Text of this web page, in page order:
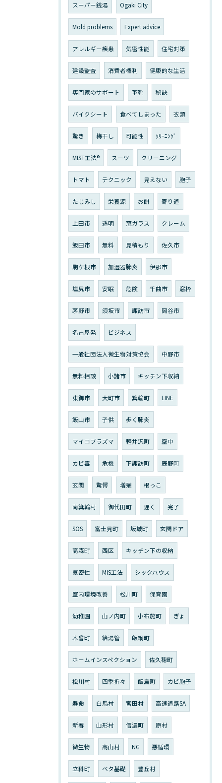
スーパー銭湯 Ogaki City
Mold problems Expert advice
アレルギー疾患 気密性能 住宅対策
建設監査 消費者権利 健康的な生活
専門家のサポート 革靴 秘訣
バイクシート 食べてしまった 衣類
驚き 梅干し 可能性 ｸﾘｰﾆﾝｸﾞ
MIST工法® スーツ クリーニング
トマト テクニック 見えない 胞子
たじみし 栄養源 お餅 寄り道
上田市 透明 窓ガラス クレーム
飯田市 無料 見積もり 佐久市
駒ケ根市 加湿器肺炎 伊那市
塩尻市 安眠 危険 千曲市 窓枠
茅野市 須坂市 諏訪市 岡谷市
名古屋発 ビジネス
一般社団法人微生物対策協会 中野市
無料相談 小諸市 キッチン下収納
東御市 大町市 箕輪町 LINE
飯山市 子供 歩く肺炎
マイコプラズマ 軽井沢町 空中
カビ毒 危機 下諏訪町 辰野町
玄関 驚愕 増殖 根っこ
南箕輪村 御代田町 遅く 完了
SOS 富士見町 坂城町 玄関ドア
高森町 西区 キッチン下の収納
気密性 MIS工法 シックハウス
室内環境改善 松川町 保育園
幼稚園 山ノ内町 小布施町 ぎょ
木曾町 給湯管 飯綱町
ホームインスペクション 佐久穂町
松川村 四季折々 飯島町 カビ胞子
寿命 白馬村 宮田村 高速道路SA
新春 山形村 信濃町 原村
微生物 高山村 NG 悪循環
立科町 ベタ基礎 豊丘村